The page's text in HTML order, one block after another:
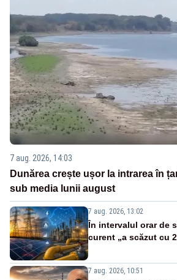
7 aug. 2026, 14:03
Dunărea crește ușor la intrarea în
sub media lunii august
7 aug. 2026, 13:02
În intervalul orar de
curent „a scăzut cu
7 aug. 2026, 10:51